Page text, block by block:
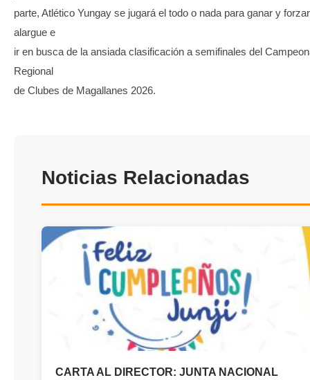
parte, Atlético Yungay se jugará el todo o nada para ganar y
alargue e
ir en busca de la ansiada clasificación a semifinales del
Regional
de Clubes de Magallanes 2026.
Noticias Relacionadas
CARTA AL DIRECTOR: JUNTA NACIONAL